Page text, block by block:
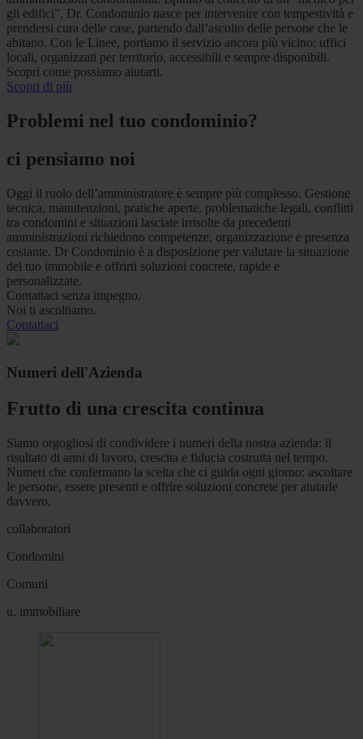
gli edifici”, Dr. Condominio nasce per intervenire con tempestività e
prendersi cura delle case, partendo dall’ascolto delle persone che le
abitano. Con le Linee, portiamo il servizio ancora più vicino: uffici
locali, organizzati per territorio, accessibili e sempre disponibili.
Scopri come possiamo aiutarti.
Scopri di più
Problemi nel tuo condominio?
ci pensiamo noi
Oggi il ruolo dell’amministratore è sempre più complesso. Gestione
tecnica, manutenzioni, pratiche aperte, problematiche legali, conflitti
tra condomini e situazioni lasciate irrisolte da precedenti
amministrazioni richiedono competenze, organizzazione e presenza
costante. Dr Condominio è a disposizione per valutare la situazione
del tuo immobile e offrirti soluzioni concrete, rapide e
personalizzate.
Contattaci senza impegno.
Noi ti ascoltiamo.
Contattaci
Numeri dell'Azienda
Frutto di una crescita continua
Siamo orgogliosi di condividere i numeri della nostra azienda: il
risultato di anni di lavoro, crescita e fiducia costruita nel tempo.
Numeri che confermano la scelta che ci guida ogni giorno: ascoltare
le persone, essere presenti e offrire soluzioni concrete per aiutarle
davvero.
collaboratori
Condomini
Comuni
u. immobiliare